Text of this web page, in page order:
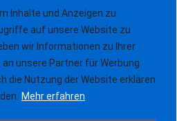
Inhalte und Anzeigen zu
auf unsere Website zu
wir Informationen zu Ihrer
unsere Partner für Werbung
die Nutzung der Website erklären
Mehr erfahren
und Klarsicht Konzentrat